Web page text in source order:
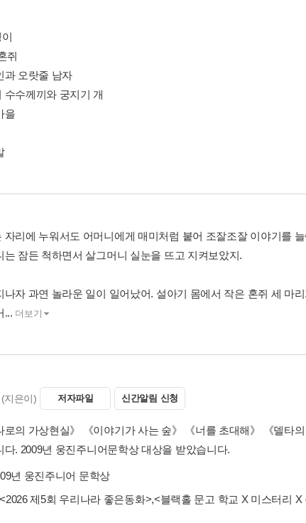
쥐
과 오랏줄 남자
수수께끼와 궁지기 개
을
자리에 누워서도 어머니에게 매미처럼 붙어 조잘조잘 이야기를
는 잠든 척하면서 살그머니 실눈을 뜨고 지켜보았지.
나자 과연 놀라운 일이 일어났어. 설아기 몸에서 작은 혼쥐 세 마
... 더보기
(지은이) 저자파일 신간알림 신청
로의 가상현실》 《이야기가 사는 숲》 《너를 초대해》 《델타
다. 2009년 웅진주니어문학상 대상을 받았습니다.
년 웅진주니어 문학상
<2026 제5회 우리나라 좋은동화>,<블랙홀 문고 학교 X 미스터리 X